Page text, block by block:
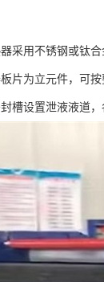
采用不锈钢或钛
片为立元件，可
槽设置泄液液道